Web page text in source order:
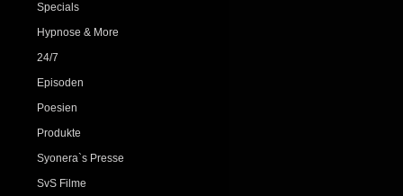
Specials
Hypnose & More
24/7
Episoden
Poesien
Produkte
Syonera`s Presse
SvS Filme